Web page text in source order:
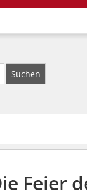
Platzhalter "*",
Suchen
Feier